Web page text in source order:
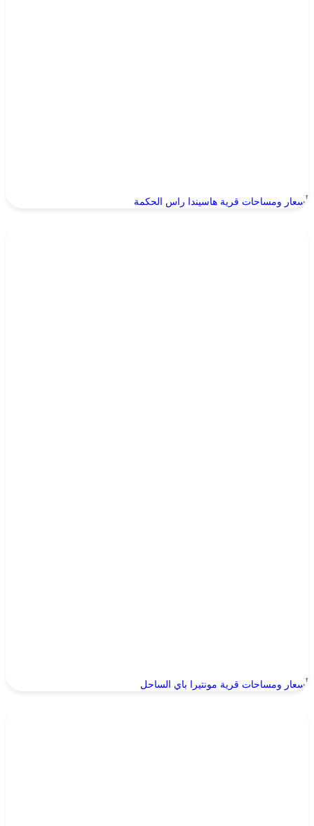
أسعار ومساحات قرية هاسيندا راس الحكمة
أسعار ومساحات قرية مونتيرا باي الساحل